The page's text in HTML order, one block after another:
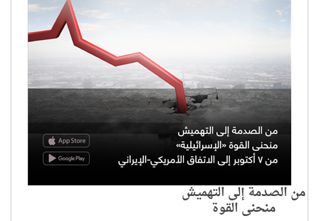
من الصدمة إلى التهميش
منحنى القوة